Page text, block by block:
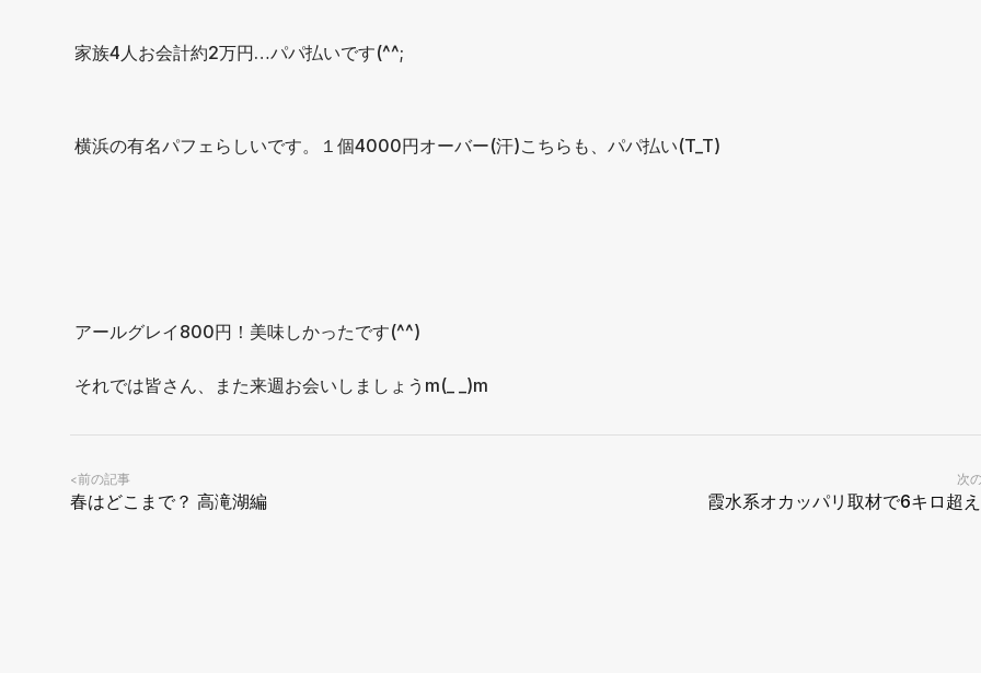
家族4人お会計約2万円…パパ払いです(^^;
横浜の有名パフェらしいです。１個4000円オーバー(汗)こちらも、パパ払い(T_T)
アールグレイ800円！美味しかったです(^^)
それでは皆さん、また来週お会いしましょうm(_ _)m
<前の記事
春はどこまで？ 高滝湖編
次
霞水系オカッパリ取材で6キロ超